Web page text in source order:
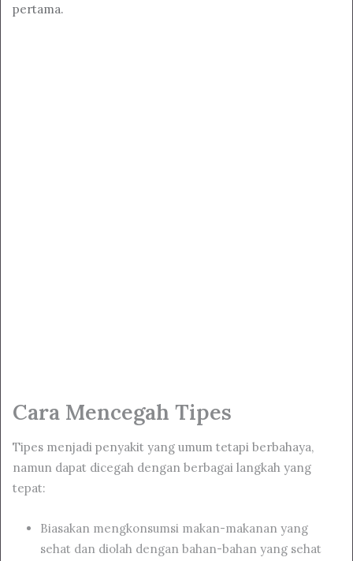
pertama.
Cara Mencegah Tipes
Tipes menjadi penyakit yang umum tetapi berbahaya,
namun dapat dicegah dengan berbagai langkah yang
tepat:
Biasakan mengkonsumsi makan-makanan yang
sehat dan diolah dengan bahan-bahan yang sehat